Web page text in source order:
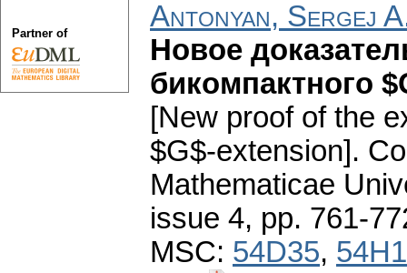
Antonyan, Sergej
Нoвoe
бикомпактного
[New proof of the
$G$-extension].
Mathematicae
issue 4, pp. 761-
MSC: 54D35,
Partner of